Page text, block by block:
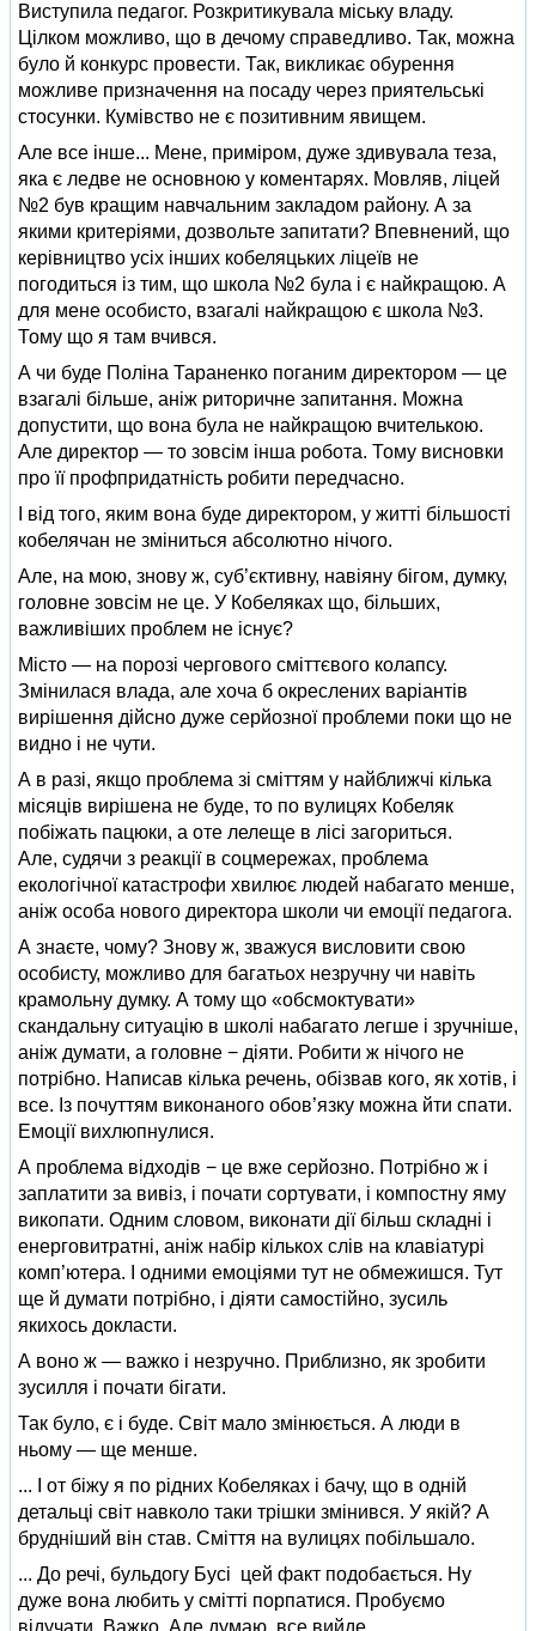
Виступила педагог. Розкритикувала міську владу.
Цілком можливо, що в дечому справедливо. Так, можна
було й конкурс провести. Так, викликає обурення
можливе призначення на посаду через приятельські
стосунки. Кумівство не є позитивним явищем.
Але все інше... Мене, приміром, дуже здивувала теза,
яка є ледве не основною у коментарях. Мовляв, ліцей
№2 був кращим навчальним закладом району. А за
якими критеріями, дозвольте запитати? Впевнений, що
керівництво усіх інших кобеляцьких ліцеїв не
погодиться із тим, що школа №2 була і є найкращою. А
для мене особисто, взагалі найкращою є школа №3.
Тому що я там вчився.
А чи буде Поліна Тараненко поганим директором — це
взагалі більше, аніж риторичне запитання. Можна
допустити, що вона була не найкращою вчителькою.
Але директор — то зовсім інша робота. Тому висновки
про її профпридатність робити передчасно.
І від того, яким вона буде директором, у житті більшості
кобелячан не зміниться абсолютно нічого.
Але, на мою, знову ж, суб’єктивну, навіяну бігом, думку,
головне зовсім не це. У Кобеляках що, більших,
важливіших проблем не існує?
Місто — на порозі чергового сміттєвого колапсу.
Змінилася влада, але хоча б окреслених варіантів
вирішення дійсно дуже серйозної проблеми поки що не
видно і не чути.
А в разі, якщо проблема зі сміттям у найближчі кілька
місяців вирішена не буде, то по вулицях Кобеляк
побіжать пацюки, а оте лелеще в лісі загориться.
Але, судячи з реакції в соцмережах, проблема
екологічної катастрофи хвилює людей набагато менше,
аніж особа нового директора школи чи емоції педагога.
А знаєте, чому? Знову ж, зважуся висловити свою
особисту, можливо для багатьох незручну чи навіть
крамольну думку. А тому що «обсмоктувати»
скандальну ситуацію в школі набагато легше і зручніше,
аніж думати, а головне − діяти. Робити ж нічого не
потрібно. Написав кілька речень, обізвав кого, як хотів, і
все. Із почуттям виконаного обов’язку можна йти спати.
Емоції вихлюпнулися.
А проблема відходів − це вже серйозно. Потрібно ж і
заплатити за вивіз, і почати сортувати, і компостну яму
викопати. Одним словом, виконати дії більш складні і
енерговитратні, аніж набір кількох слів на клавіатурі
комп’ютера. І одними емоціями тут не обмежишся. Тут
ще й думати потрібно, і діяти самостійно, зусиль
якихось докласти.
А воно ж — важко і незручно. Приблизно, як зробити
зусилля і почати бігати.
Так було, є і буде. Світ мало змінюється. А люди в
ньому — ще менше.
... І от біжу я по рідних Кобеляках і бачу, що в одній
детальці світ навколо таки трішки змінився. У якій? А
брудніший він став. Сміття на вулицях побільшало.
... До речі, бульдогу Бусі цей факт подобається. Ну
дуже вона любить у смітті порпатися. Пробуємо
відучати. Важко. Але думаю, все вийде.